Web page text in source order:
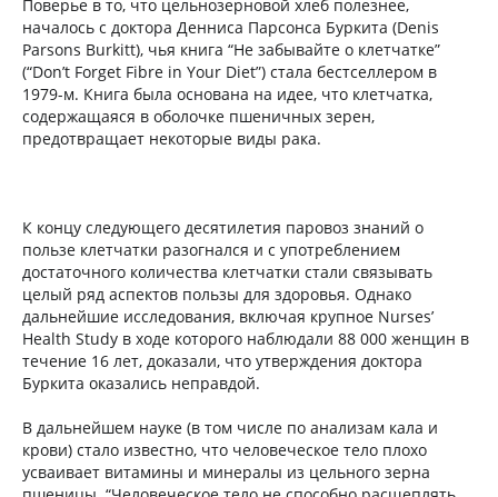
Поверье в то, что цельнозерновой хлеб полезнее,
началось с доктора Денниса Парсонса Буркита (Denis
Parsons Burkitt), чья книга “Не забывайте о клетчатке”
(“Don’t Forget Fibre in Your Diet”) стала бестселлером в
1979-м. Книга была основана на идее, что клетчатка,
содержащаяся в оболочке пшеничных зерен,
предотвращает некоторые виды рака.
К концу следующего десятилетия паровоз знаний о
пользе клетчатки разогнался и с употреблением
достаточного количества клетчатки стали связывать
целый ряд аспектов пользы для здоровья. Однако
дальнейшие исследования, включая крупное Nurses’
Health Study в ходе которого наблюдали 88 000 женщин в
течение 16 лет, доказали, что утверждения доктора
Буркита оказались неправдой.
В дальнейшем науке (в том числе по анализам кала и
крови) стало известно, что человеческое тело плохо
усваивает витамины и минералы из цельного зерна